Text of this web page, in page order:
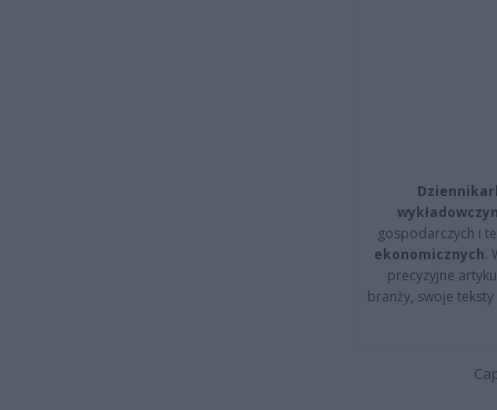
gospodarczych i
ekonomicznych.
precyzyjne
branży, swoje